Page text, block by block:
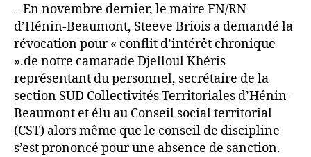
– En novembre dernier, le maire FN/RN
d’Hénin-Beaumont, Steeve Briois a demandé la
révocation pour « conflit d’intérêt chronique
».de notre camarade Djelloul Khéris
représentant du personnel, secrétaire de la
section SUD Collectivités Territoriales d’Hénin-
Beaumont et élu au Conseil social territorial
(CST) alors même que le conseil de discipline
s’est prononcé pour une absence de sanction.